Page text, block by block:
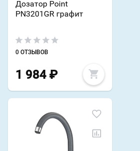
Дозатор Point
PN3201GR графит
0 ОТЗЫВОВ
1 984 ₽